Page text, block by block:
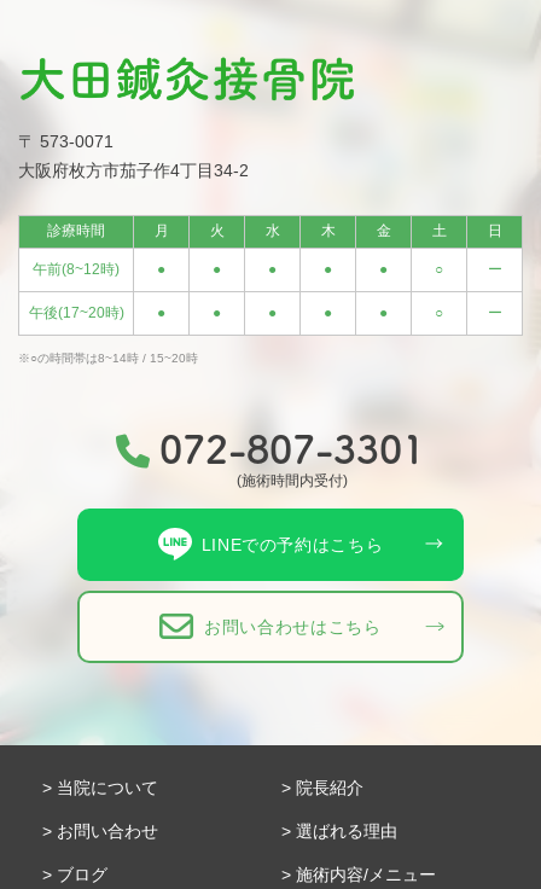
〒 573-0071
大阪府枚方市茄子作4丁目34-2
診療時間 月 火 水 木 金 土 日
午前(8~12時) ● ● ● ● ● ○ ー
午後(17~20時) ● ● ● ● ● ○ ー
※○の時間帯は8~14時 / 15~20時
072-807-3301
(施術時間内受付)
LINEでの予約はこちら
お問い合わせはこちら
当院について 院長紹介
お問い合わせ 選ばれる理由
ブログ 施術内容/メニュー